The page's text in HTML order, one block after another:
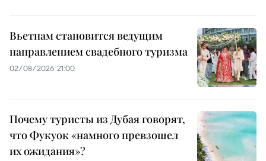
Вьетнам становится ведущим
направлением свадебного туризма
02/08/2026 21:00
Почему туристы из Дубая говорят,
что Фукуок «намного превзошел
их ожидания»?